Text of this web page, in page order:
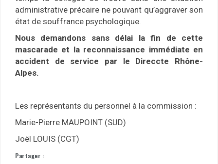
administrative précaire ne pouvant qu’aggraver son
état de souffrance psychologique.
Nous demandons sans délai la fin de cette
mascarade et la reconnaissance immédiate en
accident de service par le Direccte Rhône-
Alpes.
Les représentants du personnel à la commission :
Marie-Pierre MAUPOINT (SUD)
Joël LOUIS (CGT)
Partager :